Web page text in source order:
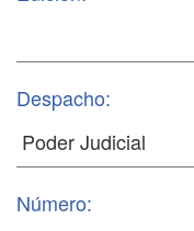
Despacho:
Número: